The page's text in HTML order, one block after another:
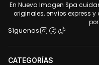
En Nueva Imagen Spa
originales, envíos express
Síguenos
CATEGORÍAS